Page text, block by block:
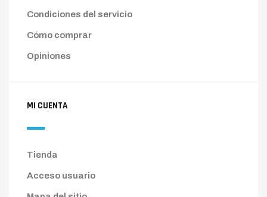
Condiciones del servicio
Cómo comprar
Opiniones
MI CUENTA
Tienda
Acceso usuario